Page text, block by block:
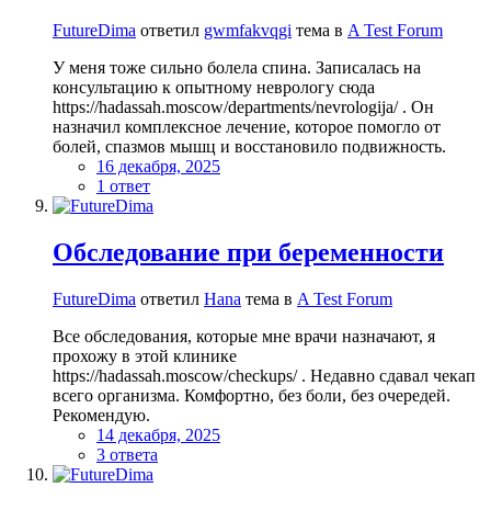
FutureDima ответил gwmfakvqgi тема в A Test Forum
У меня тоже сильно болела спина. Записалась на
консультацию к опытному неврологу сюда
https://hadassah.moscow/departments/nevrologija/ . Он
назначил комплексное лечение, которое помогло от
болей, спазмов мышц и восстановило подвижность.
16 декабря, 2025
1 ответ
Обследование при беременности
FutureDima ответил Hana тема в A Test Forum
Все обследования, которые мне врачи назначают, я
прохожу в этой клинике
https://hadassah.moscow/checkups/ . Недавно сдавал чекап
всего организма. Комфортно, без боли, без очередей.
Рекомендую.
14 декабря, 2025
3 ответа